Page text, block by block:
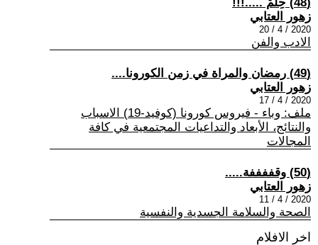
زهور العتابي
2020 / 4 / 20
الادب والفن
(49) رمضان والمراة في زمن الكورونا....
زهور العتابي
2020 / 4 / 17
ملف: وباء - فيروس كورونا (كوفيد-19) الاسباب
والنتائج، الأبعاد والتداعيات المجتمعية في كافة
المجالات
(50) وقففففة.....
زهور العتابي
2020 / 4 / 11
الصحة والسلامة الجسدية والنفسية
اخر الافلام